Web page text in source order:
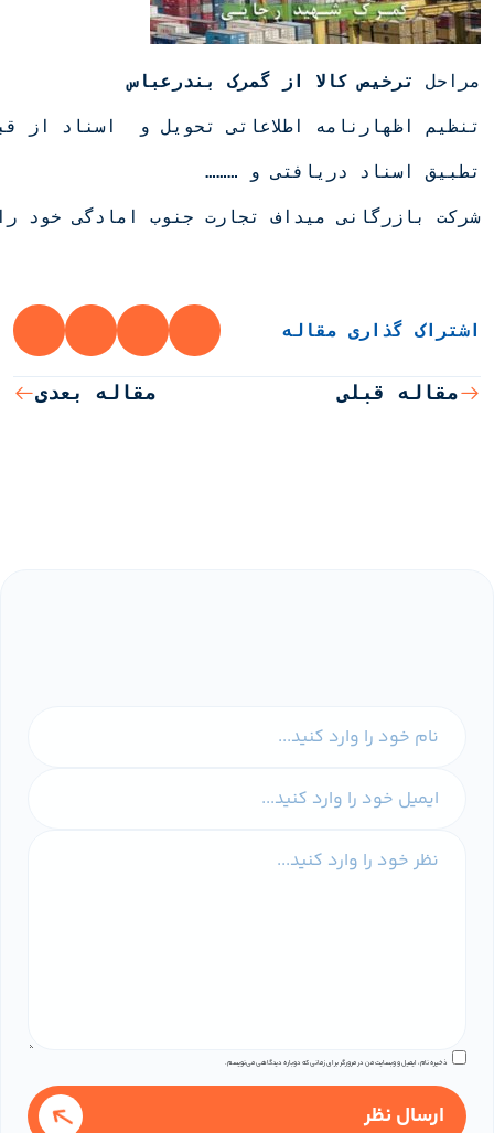
مراحل ترخیص کالا از گمرک بندرعباس
تنظیم اظهارنامه اطلاعاتی تحویل و  اسناد از
تطبیق اسناد دریافتی و ………
شرکت بازرگانی میداف تجارت جنوب امادگی خود
اشتراک گذاری مقاله
مقاله قبلی مقاله بعدی
ذخیره نام، ایمیل و وبسایت من در مرورگر برای زمانی که دوباره دیدگاهی می‌نویسم.
ارسال نظر